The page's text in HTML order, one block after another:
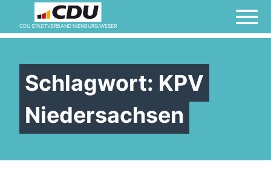
CDU STADTVERBAND NIENBURG/WESERKontakt
Links
Mitglied werden
Schlagwort: KPV
Niedersachsen